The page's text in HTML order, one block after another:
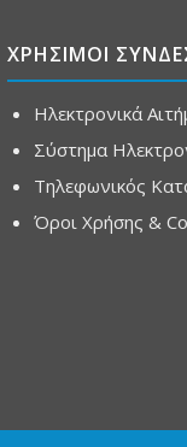
ΧΡΗΣΙΜΟΙ
Ηλεκτρονικά
Σύστημα
Τηλεφωνικός
Όροι Χρήσης &